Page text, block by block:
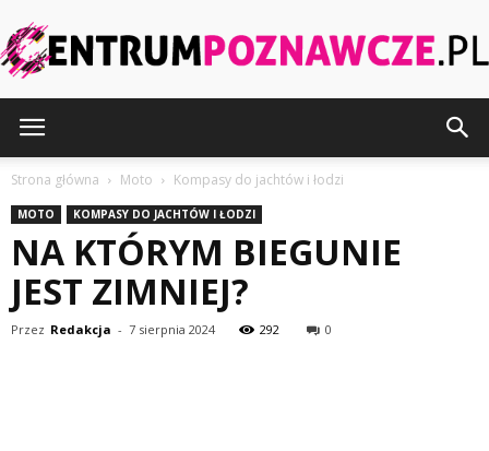
Strona główna Moto Kompasy do jachtów i łodzi
MOTO KOMPASY DO JACHTÓW I ŁODZI
NA KTÓRYM BIEGUNIE
JEST ZIMNIEJ?
Przez Redakcja - 7 sierpnia 2024 292 0